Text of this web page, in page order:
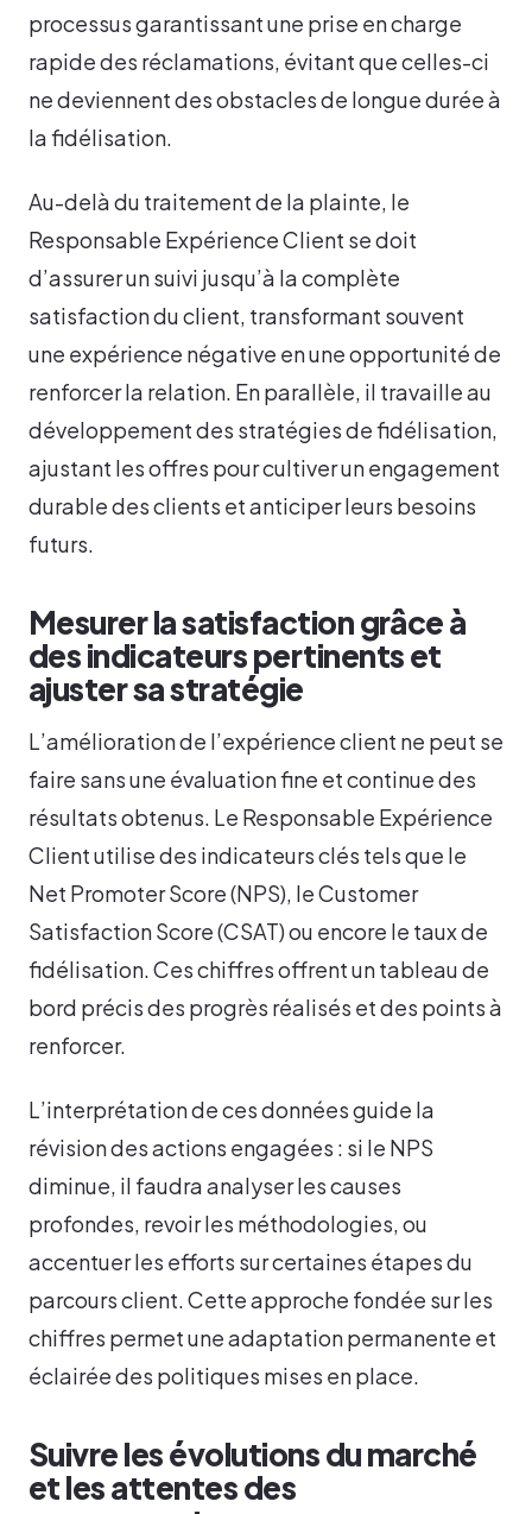
processus garantissant une prise en charge
rapide des réclamations, évitant que celles-ci
ne deviennent des obstacles de longue durée à
la fidélisation.
Au-delà du traitement de la plainte, le
Responsable Expérience Client se doit
d’assurer un suivi jusqu’à la complète
satisfaction du client, transformant souvent
une expérience négative en une opportunité de
renforcer la relation. En parallèle, il travaille au
développement des stratégies de fidélisation,
ajustant les offres pour cultiver un engagement
durable des clients et anticiper leurs besoins
futurs.
Mesurer la satisfaction grâce à
des indicateurs pertinents et
ajuster sa stratégie
L’amélioration de l’expérience client ne peut se
faire sans une évaluation fine et continue des
résultats obtenus. Le Responsable Expérience
Client utilise des indicateurs clés tels que le
Net Promoter Score (NPS), le Customer
Satisfaction Score (CSAT) ou encore le taux de
fidélisation. Ces chiffres offrent un tableau de
bord précis des progrès réalisés et des points à
renforcer.
L’interprétation de ces données guide la
révision des actions engagées : si le NPS
diminue, il faudra analyser les causes
profondes, revoir les méthodologies, ou
accentuer les efforts sur certaines étapes du
parcours client. Cette approche fondée sur les
chiffres permet une adaptation permanente et
éclairée des politiques mises en place.
Suivre les évolutions du marché
et les attentes des